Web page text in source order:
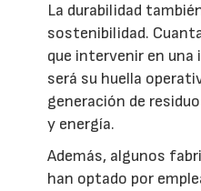
La durabilidad
sostenibilidad.
que intervenir en
será su huella
generación de
y energía.
Además, algunos
han optado por